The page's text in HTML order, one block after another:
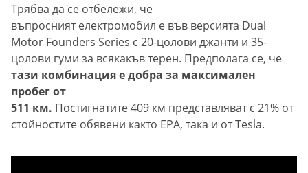
Трябва да се отбележи, че
въпросният електромобил е във версията Dual
Motor Founders Series с 20-цолови джанти и 35-
цолови гуми за всякакъв терен. Предполага се, че
тази комбинация е добра за максимален
пробег от
511 км. Постигнатите 409 км представляват с 21% от
стойностите обявени както EPA, така и от Tesla.